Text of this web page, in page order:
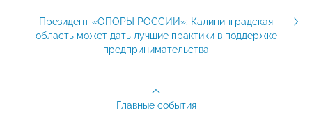
Президент «ОПОРЫ РОССИИ»: Калининградская
область может дать лучшие практики в поддержке
предпринимательства
Главные события